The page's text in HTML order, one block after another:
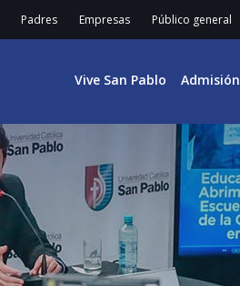
Padres Empresas Público general
Vive San Pablo Admisión